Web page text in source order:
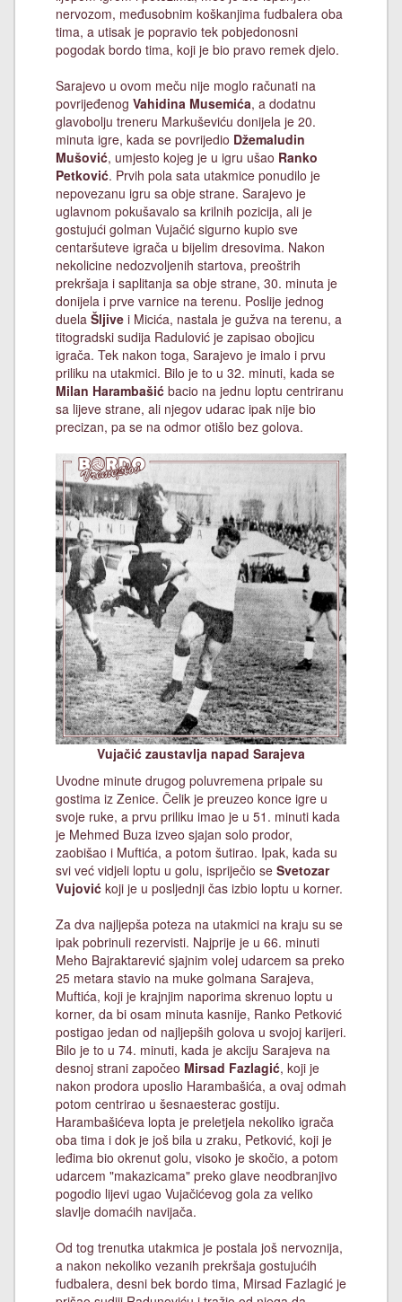
nervozom, međusobnim koškanjima fudbalera oba
tima, a utisak je popravio tek pobjedonosni
pogodak bordo tima, koji je bio pravo remek djelo.
Sarajevo u ovom meču nije moglo računati na
povrijeđenog Vahidina Musemića, a dodatnu
glavobolju treneru Markuševiću donijela je 20.
minuta igre, kada se povrijedio Džemaludin
Mušović, umjesto kojeg je u igru ušao Ranko
Petković. Prvih pola sata utakmice ponudilo je
nepovezanu igru sa obje strane. Sarajevo je
uglavnom pokušavalo sa krilnih pozicija, ali je
gostujući golman Vujačić sigurno kupio sve
centaršuteve igrača u bijelim dresovima. Nakon
nekolicine nedozvoljenih startova, preoštrih
prekršaja i saplitanja sa obje strane, 30. minuta je
donijela i prve varnice na terenu. Poslije jednog
duela Šljive i Micića, nastala je gužva na terenu, a
titogradski sudija Radulović je zapisao obojicu
igrača. Tek nakon toga, Sarajevo je imalo i prvu
priliku na utakmici. Bilo je to u 32. minuti, kada se
Milan Harambašić bacio na jednu loptu centriranu
sa lijeve strane, ali njegov udarac ipak nije bio
precizan, pa se na odmor otišlo bez golova.
Vujačić zaustavlja napad Sarajeva
Uvodne minute drugog poluvremena pripale su
gostima iz Zenice. Čelik je preuzeo konce igre u
svoje ruke, a prvu priliku imao je u 51. minuti kada
je Mehmed Buza izveo sjajan solo prodor,
zaobišao i Muftića, a potom šutirao. Ipak, kada su
svi već vidjeli loptu u golu, ispriječio se Svetozar
Vujović koji je u posljednji čas izbio loptu u korner.
Za dva najljepša poteza na utakmici na kraju su se
ipak pobrinuli rezervisti. Najprije je u 66. minuti
Meho Bajraktarević sjajnim volej udarcem sa preko
25 metara stavio na muke golmana Sarajeva,
Muftića, koji je krajnjim naporima skrenuo loptu u
korner, da bi osam minuta kasnije, Ranko Petković
postigao jedan od najljepših golova u svojoj karijeri.
Bilo je to u 74. minuti, kada je akciju Sarajeva na
desnoj strani započeo Mirsad Fazlagić, koji je
nakon prodora uposlio Harambašića, a ovaj odmah
potom centrirao u šesnaesterac gostiju.
Harambašićeva lopta je preletjela nekoliko igrača
oba tima i dok je još bila u zraku, Petković, koji je
leđima bio okrenut golu, visoko je skočio, a potom
udarcem "makazicama" preko glave neodbranjivo
pogodio lijevi ugao Vujačićevog gola za veliko
slavlje domaćih navijača.
Od tog trenutka utakmica je postala još nervoznija,
a nakon nekoliko vezanih prekršaja gostujućih
fudbalera, desni bek bordo tima, Mirsad Fazlagić je